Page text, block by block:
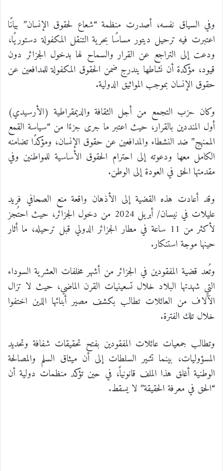
وفي السياق نفسه، أصدرت منظمة “شعاع لحقوق الإنسان” بيانًا
اعتبرت فيه ترحيل ديتور مساسًا بحرية التنقل المكفولة دستوريًا،
ودعت إلى التراجع عن القرار والسماح لها بدخول الجزائر دون
قيود، مؤكدة أن نشاطها يندرج ضمن الحقوق المكفولة للمدافعين عن
حقوق الإنسان بموجب المواثيق الدولية.
وكان حزب التجمع من أجل الثقافة والديمقراطية (الأرسيدي)
أول المنددين بالقرار، حيث اعتبر ما جرى جزءًا من “سياسة القمع
الممنهج” ضد النشطاء والمدافعين عن حقوق الإنسان، ومؤكدًا تضامنه
الكامل معها ودعوته إلى احترام الحقوق الأساسية للمواطنين وفي
مقدمتها الحق في العودة إلى الوطن.
وقد أعادت هذه القضية إلى الأذهان واقعة منع الصحافي فريد
عليلات في نيسان/ أبريل 2024 من دخول الجزائر، حيث احتُجز
لأكثر من 11 ساعة في مطار الجزائر الدولي قبل ترحيله، ما أثار
حينها موجة استنكار.
وتُعد قضية المفقودين في الجزائر من أشهر مخلفات العشرية السوداء
التي شهدتها البلاد خلال تسعينيات القرن الماضي، حيث لا تزال
الآلاف من العائلات تطالب بكشف مصير أبنائها الذين اختفوا
خلال تلك الفترة.
وتطالب جمعيات عائلات المفقودين بفتح تحقيقات شفافة وتحديد
المسؤوليات، بينما تشير السلطات إلى أن ميثاق السلم والمصالحة
الوطنية أغلق هذا الملف قانونياً، في حين تؤكد منظمات دولية أن
“الحق في معرفة الحقيقة” لا يسقط.